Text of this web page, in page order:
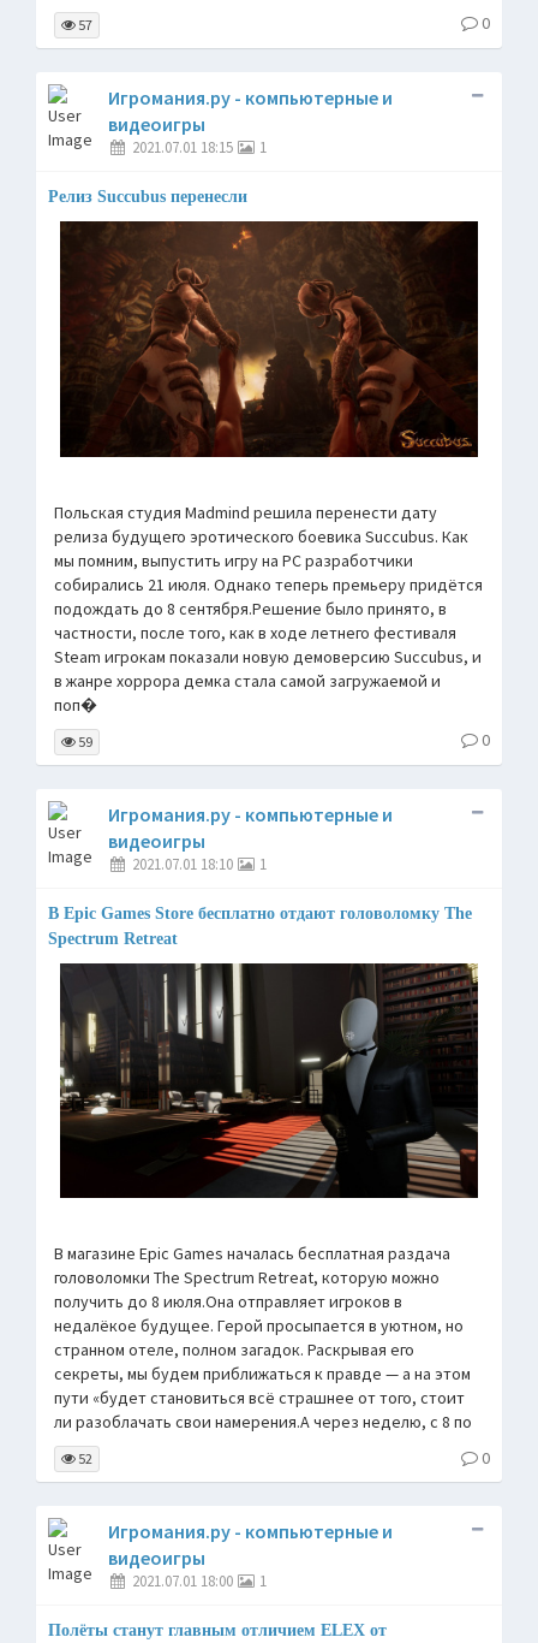
57 0
Игромания.ру - компьютерные и
видеоигры
2021.07.01 18:15 1
Релиз Succubus перенесли
Польская студия Madmind решила перенести дату
релиза будущего эротического боевика Succubus. Как
мы помним, выпустить игру на РС разработчики
собирались 21 июля. Однако теперь премьеру придётся
подождать до 8 сентября.Решение было принято, в
частности, после того, как в ходе летнего фестиваля
Steam игрокам показали новую демоверсию Succubus, и
в жанре хоррора демка стала самой загружаемой и
поп�
59 0
Игромания.ру - компьютерные и
видеоигры
2021.07.01 18:10 1
В Epic Games Store бесплатно отдают головоломку The
Spectrum Retreat
В магазине Epic Games началась бесплатная раздача
головоломки The Spectrum Retreat, которую можно
получить до 8 июля.Она отправляет игроков в
недалёкое будущее. Герой просыпается в уютном, но
странном отеле, полном загадок. Раскрывая его
секреты, мы будем приближаться к правде — а на этом
пути «будет становиться всё страшнее от того, стоит
ли разоблачать свои намерения.А через неделю, с 8 по
52 0
Игромания.ру - компьютерные и
видеоигры
2021.07.01 18:00 1
Полёты станут главным отличием ELEX от